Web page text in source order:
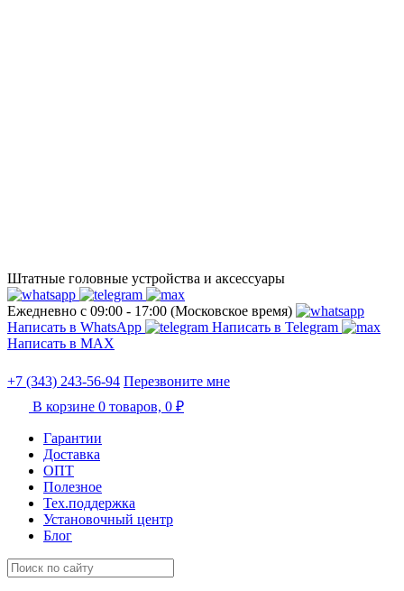
Штатные головные устройства и аксессуары
Ежедневно с 09:00 - 17:00 (Московское время)
Написать в WhatsApp
Написать в Telegram
Написать в МАХ
+7 (343) 243-56-94 Перезвоните мне
В корзине 0 товаров, 0 ₽
Гарантии
Доставка
ОПТ
Полезное
Тех.поддержка
Установочный центр
Блог